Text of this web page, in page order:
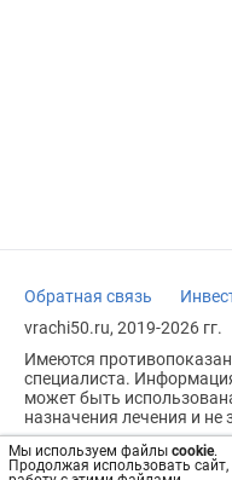
Мы используем файлы cookie.
Продолжая использовать сайт,
Обратная связь
vrachi50.ru, 2019-2026 гг.
Имеются
специалиста.
может быть
назначения лечения и не
Возрастное ограничение: